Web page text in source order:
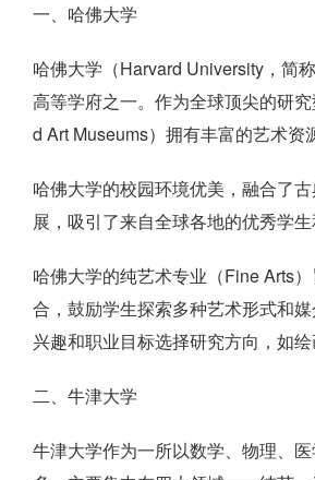
一、哈佛大学
哈佛大学（Harvard University，简
高等学府之一。作为全球顶尖的研
d Art Museums）拥有丰富的艺术
哈佛大学的校园环境优美，融合了
展，吸引了来自全球各地的优秀学
哈佛大学的纯艺术专业（Fine Arts
合，鼓励学生探索多种艺术形式和
兴趣和职业目标选择研究方向，如
二、牛津大学
牛津大学作为一所以数学、物理、